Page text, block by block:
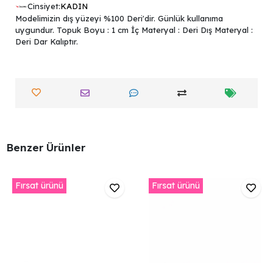
Cinsiyet:KADIN
Modelimizin dış yüzeyi %100 Deri'dir. Günlük kullanıma
uygundur. Topuk Boyu : 1 cm İç Materyal : Deri Dış Materyal :
Deri Dar Kalıptır.
Benzer Ürünler
Fırsat ürünü Fırsat ürünü